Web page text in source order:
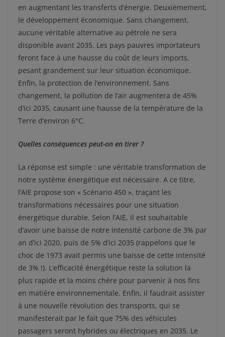
en augmentant les transferts d’énergie. Deuxièmement,
le développement économique. Sans changement,
aucune véritable alternative au pétrole ne sera
disponible avant 2035. Les pays pauvres importateurs
feront face à une hausse du coût de leurs imports,
pesant grandement sur leur situation économique.
Enfin, la protection de l’environnement. Sans
changement, la pollution de l’air augmentera de 45%
d’ici 2035, causant une hausse de la température de la
Terre d’environ 6°C.
Quelles conséquences peut-on en tirer ?
La réponse est simple : une véritable transformation de
notre système énergétique est nécessaire. A ce titre,
l’AIE propose son « Scénario 450 », traçant les
transformations nécessaires pour une situation
énergétique durable. Selon l’AIE, il est souhaitable
d’avoir une baisse de notre intensité carbone de 3% par
an d’ici 2020, puis de 5% d’ici 2035 (rappelons que le
choc de 1973 avait permis une baisse de cette intensité
de 3% !). L’efficacité énergétique reste la solution la
plus rapide et la moins chère pour parvenir à nos fins
en matière environnementale. Enfin, il faudrait assister
à une nouvelle révolution des transports, qui se
manifesterait par le fait que 75% des véhicules
passagers seront hybrides ou électriques en 2035. Le